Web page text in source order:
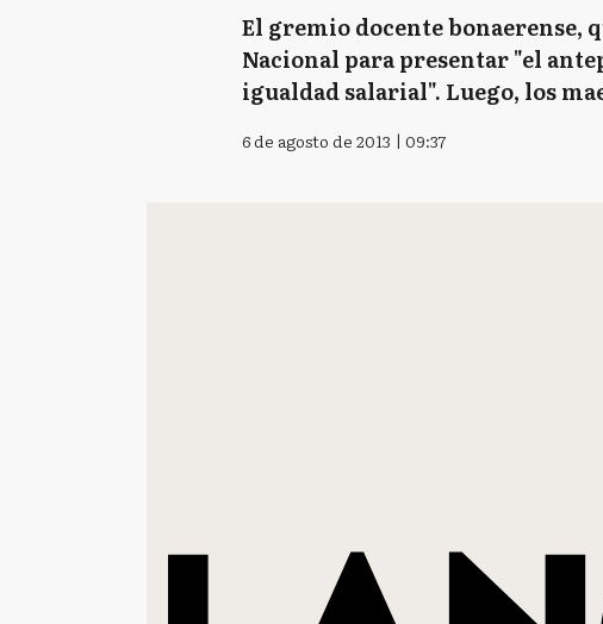
El gremio docente bonaerense,
Nacional para presentar "el
igualdad salarial". Luego, los
6 de agosto de 2013 | 09:37